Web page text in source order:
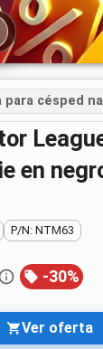
para césped
en
P/N: NTM63
-30%
Ver oferta